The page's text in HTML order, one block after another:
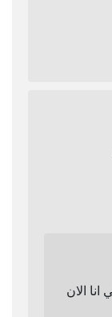
انا الان